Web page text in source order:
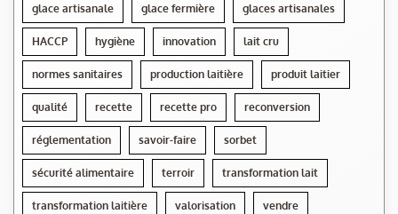
glace artisanale glace fermière glaces artisanales
HACCP hygiène innovation lait cru
normes sanitaires production laitière produit laitier
qualité recette recette pro reconversion
réglementation savoir-faire sorbet
sécurité alimentaire terroir transformation lait
transformation laitière valorisation vendre